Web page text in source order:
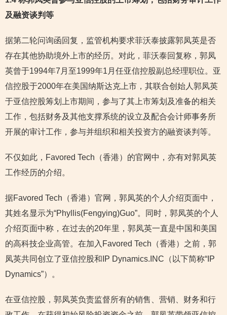
及融资谈判等
据第二轮问询函回复，监管机构要求菲沃泰披露郭凤英是否
存在其他协助境外上市的经历。对此，菲沃泰回复称，郭凤
英曾于1994年7月至1999年1月任亚信控股副总经理职位。亚
信控股于2000年在美国纳斯达克上市，其联合创始人郭凤英
于亚信控股筹划上市期间，参与了其上市筹划及准备的相关
工作，包括财务及其他支撑系统的设立及配合会计师事务所
开展的审计工作，参与并组织和相关投资方的融资谈判等。
不仅如此，Favored Tech（香港）的官网中，亦有对郭凤英
工作经历的介绍。
据Favored Tech（香港）官网，郭凤英的个人介绍页面中，
其姓名显示为“Phyllis(Fengying)Guo”。同时，郭凤英的个人
介绍页面中称，在过去的20年里，郭凤英一直是中国和美国
的高科技企业高管。在加入Favored Tech（香港）之前，郭
凤英共同创立了亚信控股和IP Dynamics.INC（以下简称“IP
Dynamics”）。
在亚信控股，郭凤英负责监督所有的销售、营销、财务和行